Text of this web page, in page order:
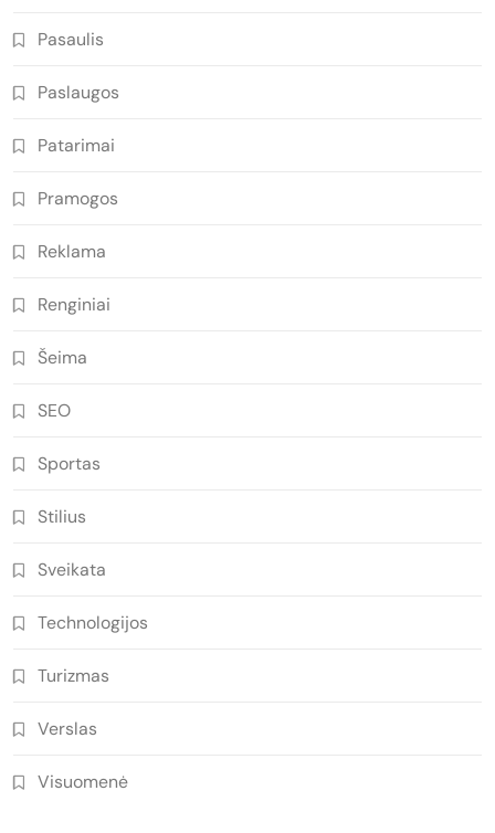
Pasaulis
Paslaugos
Patarimai
Pramogos
Reklama
Renginiai
Šeima
SEO
Sportas
Stilius
Sveikata
Technologijos
Turizmas
Verslas
Visuomenė